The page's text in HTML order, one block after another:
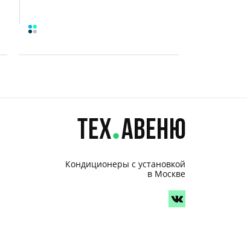
Кондиционеры с установкой
в Москве